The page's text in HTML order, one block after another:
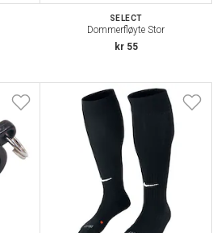
SELECT
Dommerfløyte Stor
kr 55